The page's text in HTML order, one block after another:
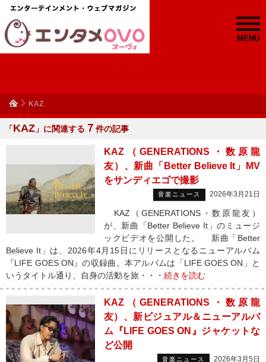
MENU
KAZ
「KAZ 」に関連する ７ 件の記事
KAZ（GENERATIONS・数原龍
友）、新曲「Better Believe It」MV
をサンディエゴで撮影
音楽ニュース 2026年3月21日
KAZ（GENERATIONS・数原龍友）
が、新曲「Better Believe It」のミュージ
ックビデオを公開した。 新曲「Better
Believe It」は、2026年4月15日にリリースとなるニューアルバム
『LIFE GOES ON』の収録曲。本アルバムは「LIFE GOES ON」と
いうタイトル通り、自身の活動を旅・・・ 続きを読む
KAZ（GENERATIONS・数原龍
友）、新ビジュアル＆ニューアルバ
ム『LIFE GOES ON』ジャケットな
ど公開
音楽ニュース 2026年3月5日